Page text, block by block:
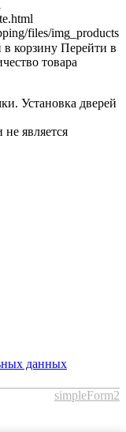
files/img_products
в корзину Перейти в
товара
Установка дверей
является
данных
simpleForm2